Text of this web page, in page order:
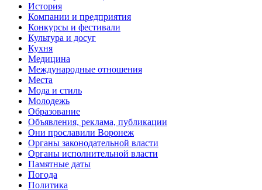
История
Компании и предприятия
Конкурсы и фестивали
Культура и досуг
Кухня
Медицина
Международные отношения
Места
Мода и стиль
Молодежь
Образование
Объявления, реклама, публикации
Они прославили Воронеж
Органы законодательной власти
Органы исполнительной власти
Памятные даты
Погода
Политика